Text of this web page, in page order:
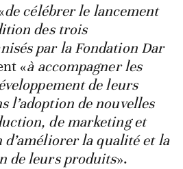
de célébrer le lancement
des trois
par la Fondation Dar
«à accompagner les
de leurs
l’adoption de nouvelles
de marketing et
la qualité et la
de leurs produits».